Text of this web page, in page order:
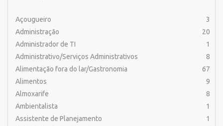
Açougueiro
3
Administração
20
Administrador de TI
1
Administrativo/Serviços Administrativos
8
Alimentação fora do lar/Gastronomia
67
Alimentos
9
Almoxarife
8
Ambientalista
1
Assistente de Planejamento
1